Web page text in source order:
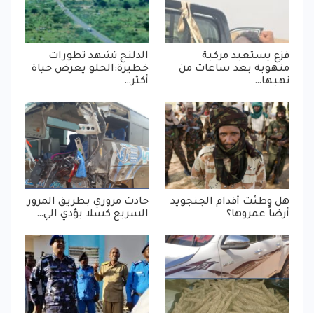
فزع يستعيد مركبة
منهوبة بعد ساعات من
نهبها…
الدلنج تشهد تطورات
خطيرة:الحلو يعرض حياة
أكثر…
هل وطئت أقدام الجنجويد
أرضاً عمروها؟
حادث مروري بطريق المرور
السريع كسلا يؤدي الي…